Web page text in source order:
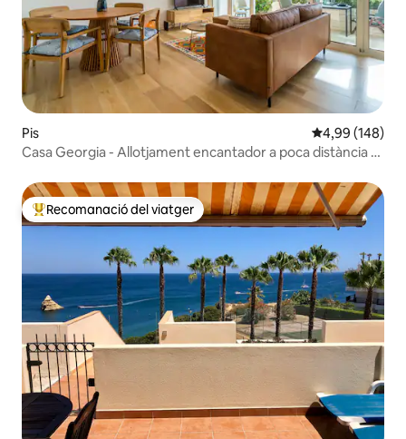
Pis 4,99 de
4,99 (148)
Casa Georgia - Allotjament encantador a poca distància a
Principals recomanacions dels viatgers
Recomanació del viatger